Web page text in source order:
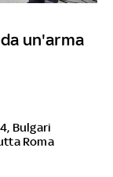
un'arma
Bulgari
Roma